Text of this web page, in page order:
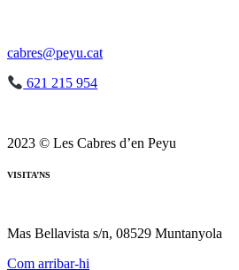
cabres@peyu.cat
621 215 954
2023 © Les Cabres d’en Peyu
VISITA’NS
Mas Bellavista s/n, 08529 Muntanyola
Com arribar-hi